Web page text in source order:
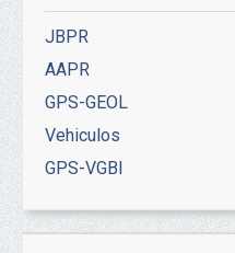
JBPR
AAPR
GPS-GEOL
Vehiculos
GPS-VGBI